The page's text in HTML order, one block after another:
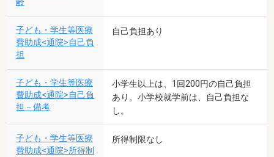
齢
子ども・学生等医療
費助成<通院>自己負
担
自己負担あり
子ども・学生等医療
費助成<通院>自己負
担－備考
小学生以上は、1回200円の自己負担
あり。小学校就学前は、自己負担な
し。
子ども・学生等医療
費助成<通院>所得制
所得制限なし